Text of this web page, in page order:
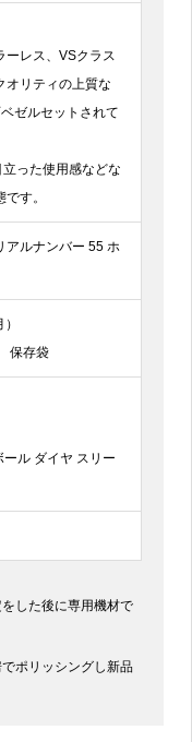
した後に専用機材で
ポリッシングし新品
ーレス、VSクラス
オリティの上質な
ゼルセットされて
った使用感などな
す。
アルナンバー 55 ホ
保存袋
ル ダイヤ スリー